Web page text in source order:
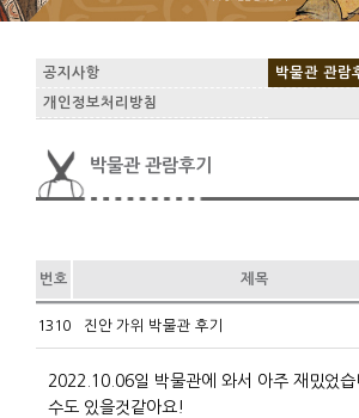
공지사항 박물관 관람
개인정보처리방침
박물관 관람후기
번호 제목
1310 진안 가위 박물관 후기
2022.10.06일 박물관에 와서 아주 재밌었
수도 있을것같아요!